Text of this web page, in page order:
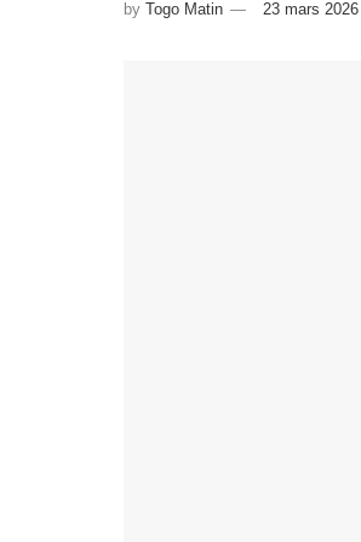
by Togo Matin 23 mars 2026